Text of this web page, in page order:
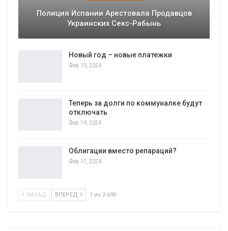
Полиция Испании Арестовала Продавцов
Украинских Секс-Рабынь
Новый год – новые платежки
Фев 19, 2024
Теперь за долги по коммуналке будут
отключать
Фев 19, 2024
Облигации вместо репараций?
Фев 17, 2024
НАЗАД ВПЕРЕД 1 из 2 690